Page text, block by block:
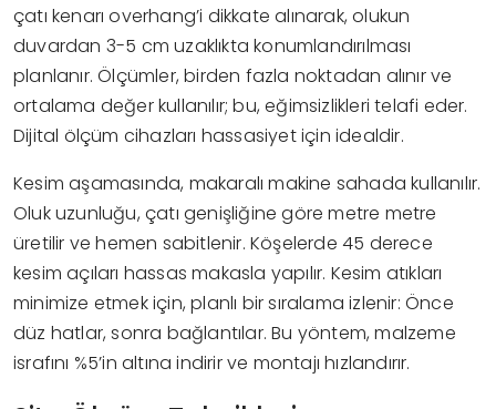
çatı kenarı overhang’i dikkate alınarak, olukun
duvardan 3-5 cm uzaklıkta konumlandırılması
planlanır. Ölçümler, birden fazla noktadan alınır ve
ortalama değer kullanılır; bu, eğimsizlikleri telafi eder.
Dijital ölçüm cihazları hassasiyet için idealdir.
Kesim aşamasında, makaralı makine sahada kullanılır.
Oluk uzunluğu, çatı genişliğine göre metre metre
üretilir ve hemen sabitlenir. Köşelerde 45 derece
kesim açıları hassas makasla yapılır. Kesim atıkları
minimize etmek için, planlı bir sıralama izlenir: Önce
düz hatlar, sonra bağlantılar. Bu yöntem, malzeme
israfını %5’in altına indirir ve montajı hızlandırır.